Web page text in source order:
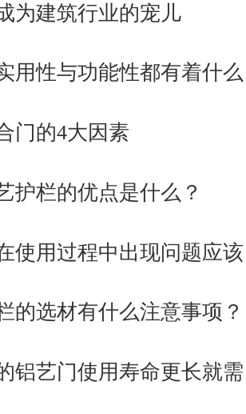
为建筑行业的宠儿
用性与功能性都有着什
门的4大因素
护栏的优点是什么？
使用过程中出现问题应
的选材有什么注意事项？
铝艺门使用寿命更长就